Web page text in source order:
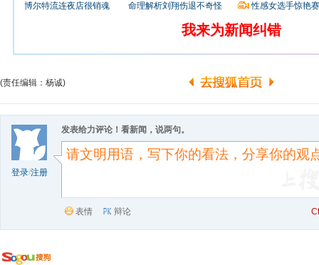
博尔特流连夜店很销魂 命理解析刘翔伤退不奇怪 性感女选手惊艳
我来为新闻纠错
(责任编辑：杨诚)
登录/注册
发表给力评论！看新闻，说两句。
表情 辩论